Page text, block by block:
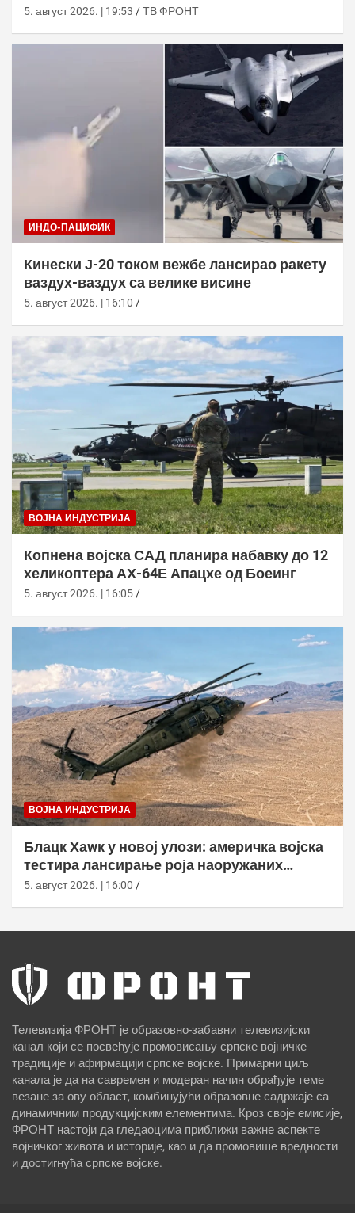
5. август 2026. | 19:53 ТВ ФРОНТ
ИНДО-ПАЦИФИК
Кинески Ј-20 током вежбе лансирао ракету
ваздух-ваздух са велике висине
5. август 2026. | 16:10
ВОЈНА ИНДУСТРИЈА
Копнена војска САД планира набавку до 12
хеликоптера АХ-64Е Апацхе од Боеинг
5. август 2026. | 16:05
ВОЈНА ИНДУСТРИЈА
Блацк Хаwк у новој улози: америчка војска
тестира лансирање роја наоружаних
дронова
5. август 2026. | 16:00
Телевизија ФРОНТ је образовно-забавни телевизијски
канал који се посвећује промовисању српске војничке
традиције и афирмацији српске војске. Примарни циљ
канала је да на савремен и модеран начин обрађује теме
везане за ову област, комбинујући образовне садржаје са
динамичним продукцијским елементима. Кроз своје емисије,
ФРОНТ настоји да гледаоцима приближи важне аспекте
војничког живота и историје, као и да промовише вредности
и достигнућа српске војске.